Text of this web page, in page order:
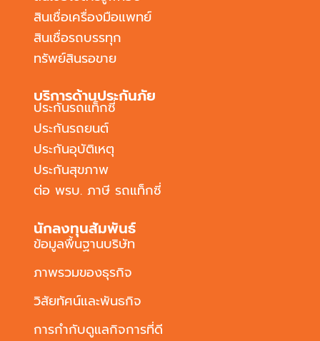
สินเชื่อเครื่องมือแพทย์
สินเชื่อรถบรรทุก
ทรัพย์สินรอขาย
บริการด้านประกันภัย
ประกันรถแท็กซี่
ประกันรถยนต์
ประกันอุบัติเหตุ
ประกันสุขภาพ
ต่อ พรบ. ภาษี รถแท็กซี่
นักลงทุนสัมพันธ์
ข้อมูลพื้นฐานบริษัท
ภาพรวมของธุรกิจ
วิสัยทัศน์และพันธกิจ
การกำกับดูแลกิจการที่ดี